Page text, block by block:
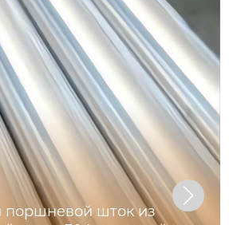
поршневой шток из